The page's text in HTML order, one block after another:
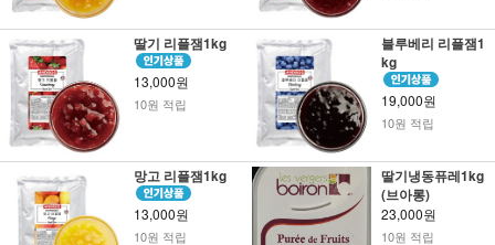
딸기 리플잼1kg
13,000원
10원 적립
블루베리 리플잼1
kg
19,000원
10원 적립
망고 리플잼1kg
13,000원
10원 적립
딸기냉동퓨레1kg
(브아롱)
23,000원
10원 적립